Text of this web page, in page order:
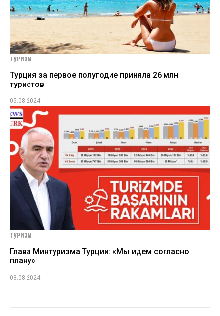
ТУРИЗМ
Турция за первое полугодие приняла 26 млн
туристов
05.08.2024
ТУРИЗМ
Глава Минтуризма Турции: «Мы идем согласно
плану»
03.08.2024